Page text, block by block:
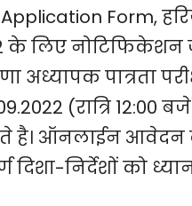
Form,
के लिए नोटिफिकेशन
अध्यापक पात्रता
(रात्रि 12:00
है। ऑनलाईन आवेदन
दिशा-निर्देशों को